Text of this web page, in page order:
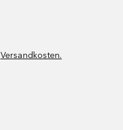
Versandkosten.